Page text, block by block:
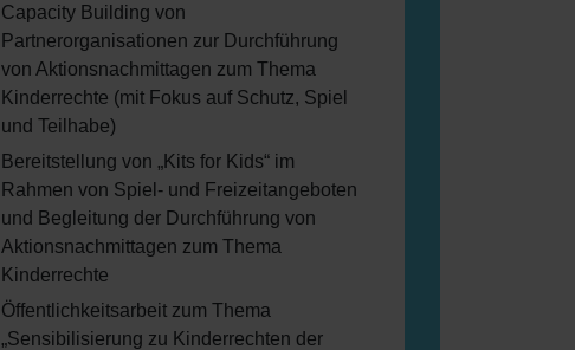
Capacity Building von
Partnerorganisationen zur Durchführung
von Aktionsnachmittagen zum Thema
Kinderrechte (mit Fokus auf Schutz, Spiel
und Teilhabe)
Bereitstellung von „Kits for Kids“ im
Rahmen von Spiel- und Freizeitangeboten
und Begleitung der Durchführung von
Aktionsnachmittagen zum Thema
Kinderrechte
Öffentlichkeitsarbeit zum Thema
„Sensibilisierung zu Kinderrechten der